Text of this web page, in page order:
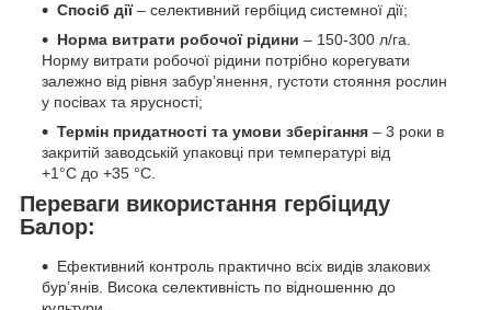
Спосіб дії– селективний гербіцид системної дії;
Норма витрати робочої рідини – 150-300 л/га.
Норму витрати робочої рідини потрібно корегувати
залежно від рівня забур’янення, густоти стояння рослин
у посівах та ярусності;
Термін придатності та умови зберігання – 3 роки в
закритій заводській упаковці при температурі від
+1°С до +35 °С.
Переваги використання гербіциду
Балор:
Ефективний контроль практично всіх видів злакових
бур’янів. Висока селективність по відношенню до